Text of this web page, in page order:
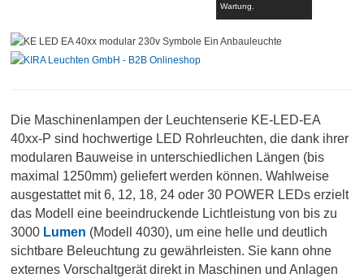
Wartung.
Die Maschinenlampen der Leuchtenserie KE-LED-EA
40xx-P sind hochwertige LED Rohrleuchten, die dank ihrer
modularen Bauweise in unterschiedlichen Längen (bis
maximal 1250mm) geliefert werden können. Wahlweise
ausgestattet mit 6, 12, 18, 24 oder 30 POWER LEDs erzielt
das Modell eine beeindruckende Lichtleistung von bis zu
3000 Lumen (Modell 4030), um eine helle und deutlich
sichtbare Beleuchtung zu gewährleisten. Sie kann ohne
externes Vorschaltgerät direkt in Maschinen und Anlagen